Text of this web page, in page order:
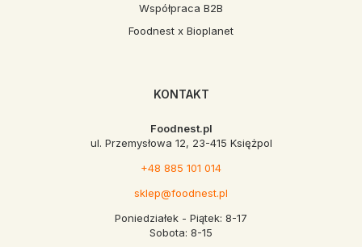
Współpraca B2B
Foodnest x Bioplanet
KONTAKT
Foodnest.pl
ul. Przemysłowa 12, 23-415 Księżpol
+48 885 101 014
sklep@foodnest.pl
Poniedziałek - Piątek: 8-17
Sobota: 8-15